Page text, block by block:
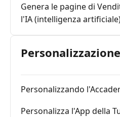
Genera le pagine di
l'IA (intelligenza
Personalizzando
Personalizza l'App della